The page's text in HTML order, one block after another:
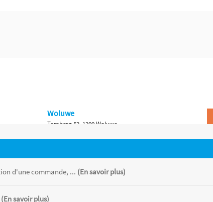
d'une commande, ... (En savoir plus)
(En savoir plus)
Woluwe
Tomberg 52, 1200 Woluwe
Namur